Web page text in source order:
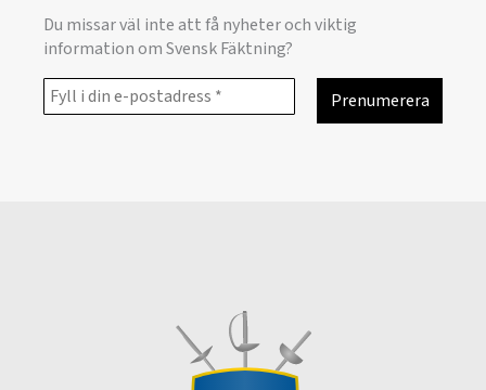
Du missar väl inte att få nyheter och viktig
information om Svensk Fäktning?